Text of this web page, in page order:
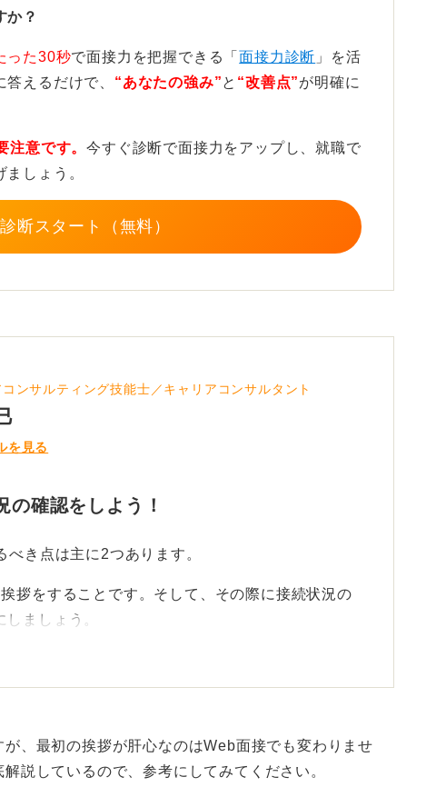
み上げていると、表情が見えにくくなり、相手に
薄れてしまいます。
に資料を置くなどの工夫をし、できるだけカメラ目
でしょう。
せぬトラブルが発生しないよう、事前の準備も怠ら
か？
った30秒で面接力を把握できる「面接力診断 」を活
えるだけで、 “あなたの強み”と “改善点”が明確に
注意です。今すぐ診断で面接力をアップし、就職で
しょう。
診断スタート（無料）
ンサルティング技能士／キャリアコンサルタント
を見る
の確認をしよう！
き点は主に2つあります。
拶をすることです。そして、その際に接続状況の
ましょう。
繋がった状態で挨拶ができるように、準備をしてお
ませんか？ 乱れはございませんか？ 」といった形
か確認ができると良いでしょう。
、最初の挨拶が肝心なのはWeb面接でも変わりませ
説しているので、参考にしてみてください。